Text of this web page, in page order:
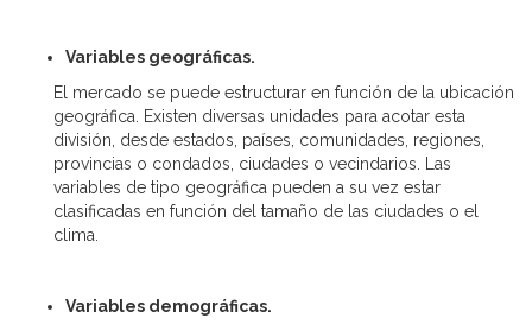
Variables geográficas.
El mercado se puede estructurar en función de la ubicación
geográfica. Existen diversas unidades para acotar esta
división, desde estados, países, comunidades, regiones,
provincias o condados, ciudades o vecindarios. Las
variables de tipo geográfica pueden a su vez estar
clasificadas en función del tamaño de las ciudades o el
clima.
Variables demográficas.